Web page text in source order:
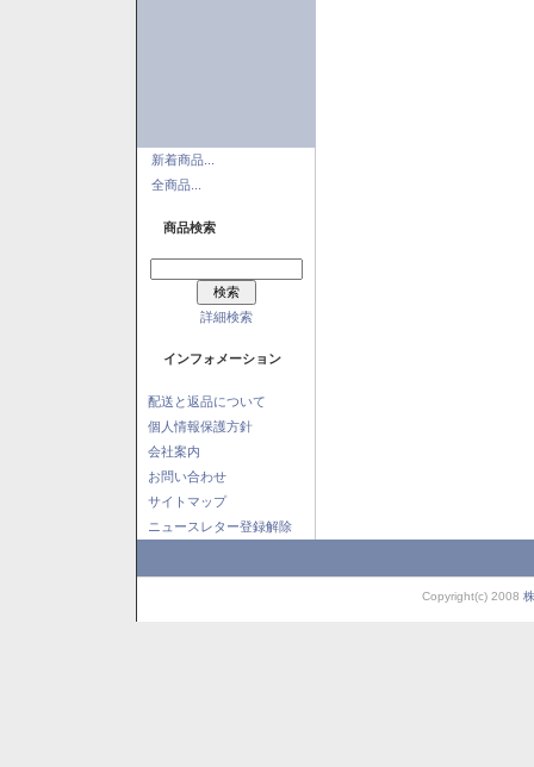
新着商品...
全商品...
商品検索
詳細検索
インフォメーション
配送と返品について
個人情報保護方針
会社案内
お問い合わせ
サイトマップ
ニュースレター登録解除
Copyright(c) 2008